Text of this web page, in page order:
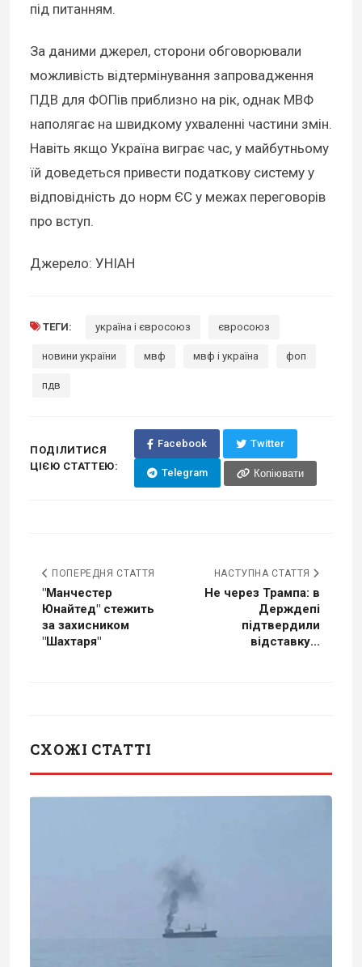
під питанням.
За даними джерел, сторони обговорювали
можливість відтермінування запровадження
ПДВ для ФОПів приблизно на рік, однак МВФ
наполягає на швидкому ухваленні частини змін.
Навіть якщо Україна виграє час, у майбутньому
їй доведеться привести податкову систему у
відповідність до норм ЄС у межах переговорів
про вступ.
Джерело: УНІАН
ТЕГИ: україна і євросоюз євросоюз
новини україни мвф мвф і україна фоп
пдв
ПОДІЛИТИСЯ
ЦІЄЮ СТАТТЕЮ:
Facebook Twitter
Telegram Копіювати
ПОПЕРЕДНЯ СТАТТЯ
"Манчестер
Юнайтед" стежить
за захисником
"Шахтаря"
НАСТУПНА СТАТТЯ
Не через Трампа: в
Держдепі
підтвердили
відставку...
СХОЖІ СТАТТІ